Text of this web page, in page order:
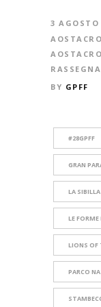
3 AGOSTO
RASSEGNA
BY GPFF
#28GPFF
GRAN
LA
LE
LIONS OF
PARCO